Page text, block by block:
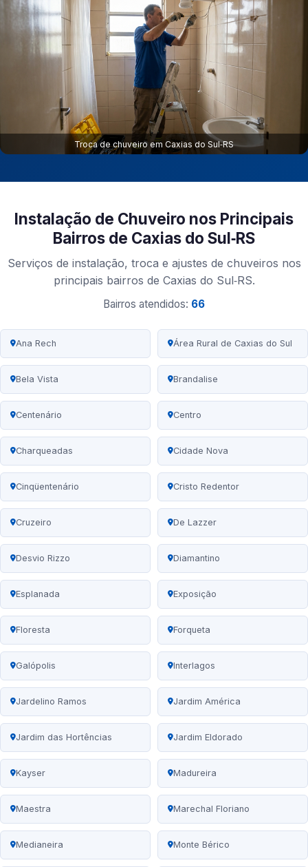
Troca de chuveiro em Caxias do Sul‑RS
Instalação de Chuveiro nos Principais
Bairros de Caxias do Sul‑RS
Serviços de instalação, troca e ajustes de chuveiros nos
principais bairros de Caxias do Sul‑RS.
Bairros atendidos: 66
Ana Rech Área Rural de Caxias do Sul
Bela Vista Brandalise
Centenário Centro
Charqueadas Cidade Nova
Cinqüentenário Cristo Redentor
Cruzeiro De Lazzer
Desvio Rizzo Diamantino
Esplanada Exposição
Floresta Forqueta
Galópolis Interlagos
Jardelino Ramos Jardim América
Jardim das Hortências Jardim Eldorado
Kayser Madureira
Maestra Marechal Floriano
Medianeira Monte Bérico